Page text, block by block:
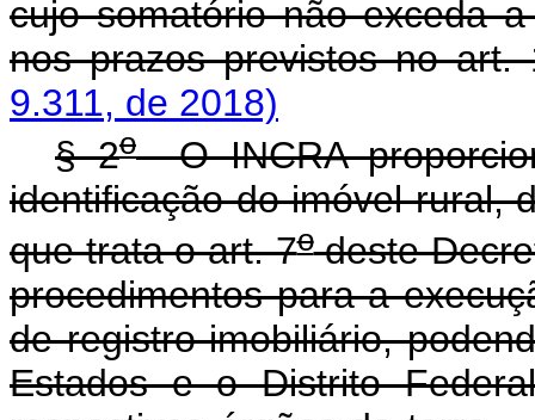
cujo somatório não exceda
nos prazos previstos no
9.311, de 2018)
§ 2oO INCRA
identificação do imóvel rural,
que trata o art. 7odeste
procedimentos para a
de registro imobiliário,
Estados e o Distrito